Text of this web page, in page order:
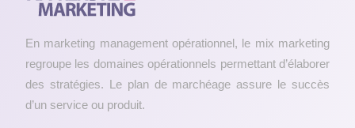
En marketing management opérationnel, le mix marketing
regroupe les domaines opérationnels permettant d’élaborer
des stratégies. Le plan de marchéage assure le succès
d’un service ou produit.